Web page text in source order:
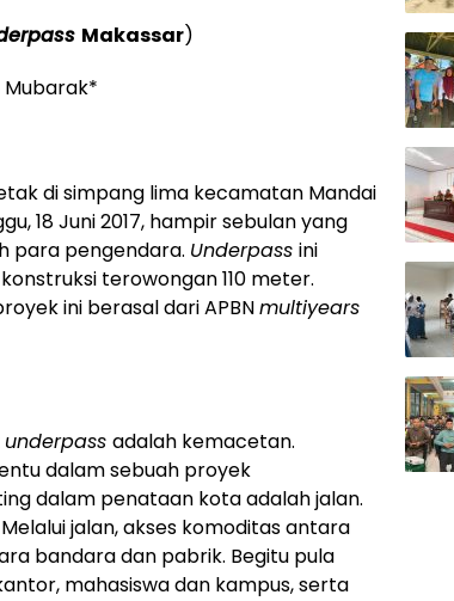
Makassar)
Mubarak*
di simpang lima kecamatan Mandai
18 Juni 2017, hampir sebulan yang
para pengendara. Underpass ini
terowongan 110 meter.
ini berasal dari APBNmultiyears
underpass adalah kemacetan.
dalam sebuah proyek
dalam penataan kota adalah jalan.
jalan, akses komoditas antara
bandara dan pabrik. Begitu pula
mahasiswa dan kampus, serta